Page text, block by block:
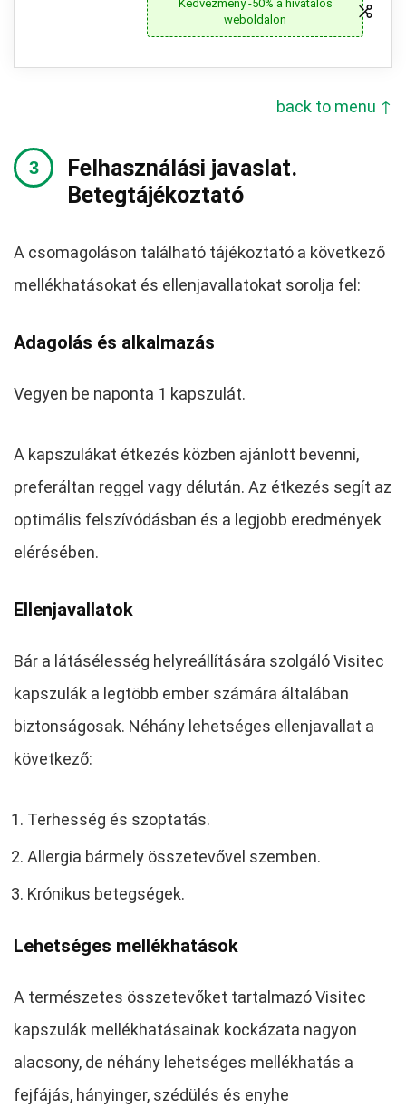
Kedvezmény -50% a hivatalos
weboldalon
back to menu ↑
Felhasználási javaslat.
Betegtájékoztató
A csomagoláson található tájékoztató a következő
mellékhatásokat és ellenjavallatokat sorolja fel:
Adagolás és alkalmazás
Vegyen be naponta 1 kapszulát.
A kapszulákat étkezés közben ajánlott bevenni,
preferáltan reggel vagy délután. Az étkezés segít az
optimális felszívódásban és a legjobb eredmények
elérésében.
Ellenjavallatok
Bár a látásélesség helyreállítására szolgáló Visitec
kapszulák a legtöbb ember számára általában
biztonságosak. Néhány lehetséges ellenjavallat a
következő:
Terhesség és szoptatás.
Allergia bármely összetevővel szemben.
Krónikus betegségek.
Lehetséges mellékhatások
A természetes összetevőket tartalmazó Visitec
kapszulák mellékhatásainak kockázata nagyon
alacsony, de néhány lehetséges mellékhatás a
fejfájás, hányinger, szédülés és enyhe